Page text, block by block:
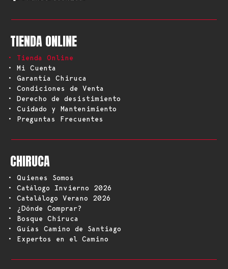
TIENDA ONLINE
• Tienda Online
• Mi Cuenta
• Garantía Chiruca
• Condiciones de Venta
• Derecho de desistimiento
• Cuidado y Mantenimiento
• Preguntas Frecuentes
CHIRUCA
• Quienes Somos
• Catálogo Invierno 2026
• Catalálogo Verano 2026
• ¿Dónde Comprar?
• Bosque Chiruca
• Guías Camino de Santiago
• Expertos en el Camino